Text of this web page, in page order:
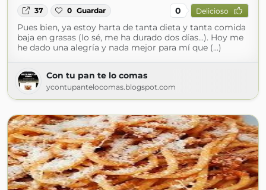
37 0 Guardar 0 Delicioso
Pues bien, ya estoy harta de tanta dieta y tanta comida
baja en grasas (lo sé, me ha durado dos días...). Hoy me
he dado una alegría y nada mejor para mí que (...)
Con tu pan te lo comas
ycontupantelocomas.blogspot.com